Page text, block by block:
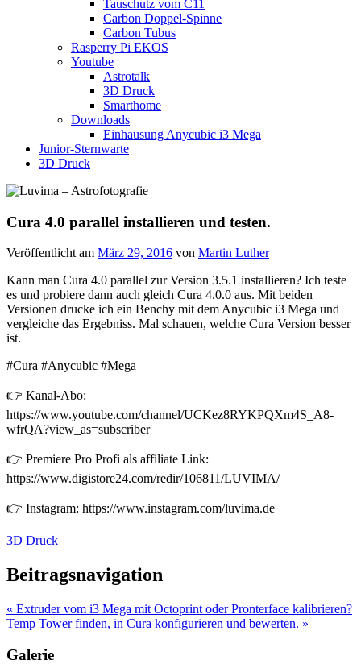
Tauschutz vom C11
Carbon Doppel-Spinne
Carbon Tubus
Rasperry Pi EKOS
Youtube
Astrotalk
3D Druck
Smarthome
Downloads
Einhausung Anycubic i3 Mega
Junior-Sternwarte
3D Druck
Cura 4.0 parallel installieren und testen.
Veröffentlicht am März 29, 2016 von Martin Luther
Kann man Cura 4.0 parallel zur Version 3.5.1 installieren? Ich teste
es und probiere dann auch gleich Cura 4.0.0 aus. Mit beiden
Versionen drucke ich ein Benchy mit dem Anycubic i3 Mega und
vergleiche das Ergebniss. Mal schauen, welche Cura Version besser
ist.
#Cura #Anycubic #Mega
👉 Kanal-Abo:
https://www.youtube.com/channel/UCKez8RYKPQXm4S_A8-
wfrQA?view_as=subscriber
👉 Premiere Pro Profi als affiliate Link:
https://www.digistore24.com/redir/106811/LUVIMA/
👉 Instagram: https://www.instagram.com/luvima.de
3D Druck
Beitragsnavigation
« Extruder vom i3 Mega mit Octoprint oder Pronterface kalibrieren?
Temp Tower finden, in Cura konfigurieren und bewerten. »
Galerie